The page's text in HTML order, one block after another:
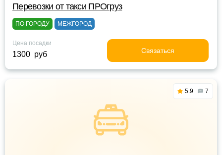
Перевозки от такси ПРОгруз
ПО ГОРОДУ МЕЖГОРОД
Цена посадки
1300 руб Связаться
5.9 7